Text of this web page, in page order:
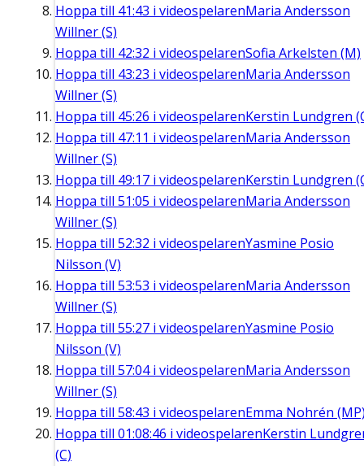
Hoppa till 41:43 i videospelarenMaria Andersson
Willner (S)
Hoppa till 42:32 i videospelarenSofia Arkelsten (M)
Hoppa till 43:23 i videospelarenMaria Andersson
Willner (S)
Hoppa till 45:26 i videospelarenKerstin Lundgren
Hoppa till 47:11 i videospelarenMaria Andersson
Willner (S)
Hoppa till 49:17 i videospelarenKerstin Lundgren
Hoppa till 51:05 i videospelarenMaria Andersson
Willner (S)
Hoppa till 52:32 i videospelarenYasmine Posio
Nilsson (V)
Hoppa till 53:53 i videospelarenMaria Andersson
Willner (S)
Hoppa till 55:27 i videospelarenYasmine Posio
Nilsson (V)
Hoppa till 57:04i videospelarenMaria Andersson
Willner (S)
Hoppa till 58:43 i videospelarenEmma Nohrén
Hoppa till 01:08:46 i videospelarenKerstin
(C)